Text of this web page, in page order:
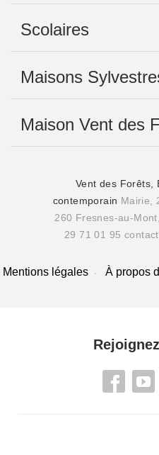
Scolaires
Maisons
Maison Vent des
Vent des Forêts,
contemporain Mairie,
260 Fresnes-au-
29 71 01 95
Mentions légales À propos